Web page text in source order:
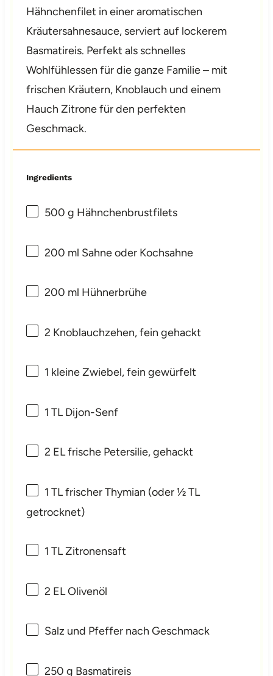
Hähnchenfilet in einer aromatischen
Kräutersahnesauce, serviert auf lockerem
Basmatireis. Perfekt als schnelles
Wohlfühlessen für die ganze Familie – mit
frischen Kräutern, Knoblauch und einem
Hauch Zitrone für den perfekten
Geschmack.
Ingredients
500 g Hähnchenbrustfilets
200 ml Sahne oder Kochsahne
200 ml Hühnerbrühe
2 Knoblauchzehen, fein gehackt
1 kleine Zwiebel, fein gewürfelt
1 TL Dijon-Senf
2 EL frische Petersilie, gehackt
1 TL frischer Thymian (oder½TL
getrocknet)
1 TL Zitronensaft
2 EL Olivenöl
Salz und Pfeffer nach Geschmack
250 g Basmatireis